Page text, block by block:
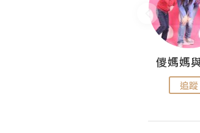
追蹤